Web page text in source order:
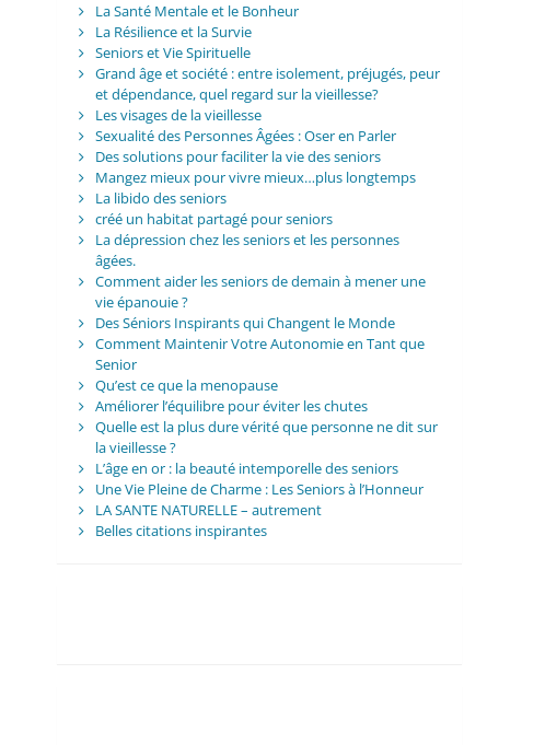
La Santé Mentale et le Bonheur
La Résilience et la Survie
Seniors et Vie Spirituelle
Grand âge et société : entre isolement, préjugés, peur
et dépendance, quel regard sur la vieillesse?
Les visages de la vieillesse
Sexualité des Personnes Âgées : Oser en Parler
Des solutions pour faciliter la vie des seniors
Mangez mieux pour vivre mieux…plus longtemps
La libido des seniors
créé un habitat partagé pour seniors
La dépression chez les seniors et les personnes
âgées.
Comment aider les seniors de demain à mener une
vie épanouie ?
Des Séniors Inspirants qui Changent le Monde
Comment Maintenir Votre Autonomie en Tant que
Senior
Qu’est ce que la menopause
Améliorer l’équilibre pour éviter les chutes
Quelle est la plus dure vérité que personne ne dit sur
la vieillesse ?
L’âge en or : la beauté intemporelle des seniors
Une Vie Pleine de Charme : Les Seniors à l’Honneur
LA SANTE NATURELLE – autrement
Belles citations inspirantes